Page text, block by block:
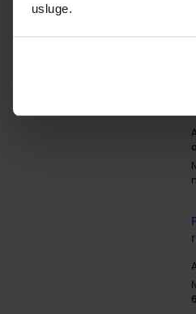
usluge.